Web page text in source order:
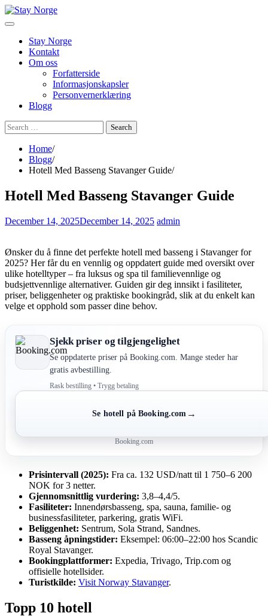
Skip
to
Stay Norge
Kontakt
Om oss
Forfatterside
Informasjonskapsler
Personvernerklæring
Blogg
Search
for:
Home
Blogg
Hotell Med Basseng Stavanger Guide
Hotell Med Basseng Stavanger Guide
December 14, 2025December 14, 2025 admin
Ønsker du å finne det perfekte hotell med basseng i Stavanger for
2025? Her får du en vennlig og oppdatert guide med oversikt over
ulike hotelltyper – fra luksus og spa til familievennlige og
budsjettvennlige alternativer. Guiden gir deg innsikt i fasiliteter,
priser, beliggenheter og praktiske bookingråd, slik at du enkelt kan
velge et opphold som passer dine behov.
Sjekk priser og tilgjengelighet
Se oppdaterte priser på Booking.com. Mange steder har
gratis avbestilling.
Rask bestilling • Trygg betaling
Se hotell på Booking.com →
Booking.com
Prisintervall (2025): Fra ca. 132 USD/natt til 1 750–6 200
NOK for 3 netter.
Gjennomsnittlig vurdering: 3,8–4,4/5.
Fasiliteter: Innendørsbasseng, spa, sauna, familie- og
businessfasiliteter, parkering, gratis WiFi.
Beliggenhet: Sentrum, Sola Strand, Sandnes.
Basseng åpningstider: Eksempel: 06:00–22:00 hos Scandic
Royal Stavanger.
Bookingplattformer: Expedia, Trivago, Trip.com og
offisielle hotellsider.
Turistkilde: Visit Norway Stavanger.
Topp 10 hotell